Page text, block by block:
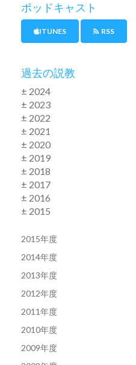
ポッドキャスト
ITUNES RSS
過去の説教
± 2024
± 2023
± 2022
± 2021
± 2020
± 2019
± 2018
± 2017
± 2016
± 2015
2015年度
2014年度
2013年度
2012年度
2011年度
2010年度
2009年度